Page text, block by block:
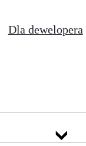
Dla dewelopera